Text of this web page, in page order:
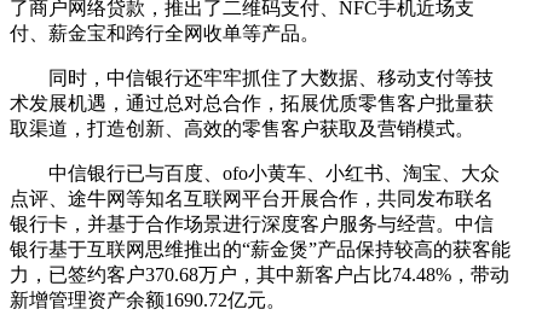
了商户网络贷款，推出了二维码支付、NFC手机近场支
付、薪金宝和跨行全网收单等产品。
同时，中信银行还牢牢抓住了大数据、移动支付等技
术发展机遇，通过总对总合作，拓展优质零售客户批量获
取渠道，打造创新、高效的零售客户获取及营销模式。
中信银行已与百度、ofo小黄车、小红书、淘宝、大众
点评、途牛网等知名互联网平台开展合作，共同发布联名
银行卡，并基于合作场景进行深度客户服务与经营。中信
银行基于互联网思维推出的“薪金煲”产品保持较高的获客能
力，已签约客户370.68万户，其中新客户占比74.48%，带动
新增管理资产余额1690.72亿元。